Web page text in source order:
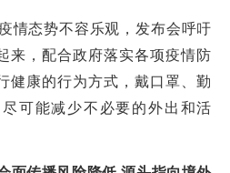
情态势不容乐观，发布会呼吁
来，配合政府落实各项疫情防
健康的行为方式，戴口罩、勤
可能减少不必要的外出和活